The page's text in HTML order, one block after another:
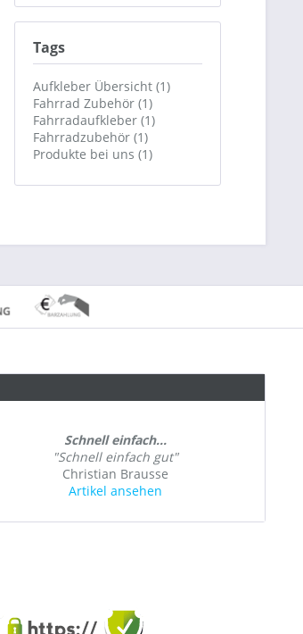
Tags
Aufkleber Übersicht (1)
Fahrrad Zubehör (1)
Fahrradaufkleber (1)
Fahrradzubehör (1)
Produkte bei uns (1)
Schnell einfach...
"Schnell einfach gut"
Christian Brausse
Artikel ansehen